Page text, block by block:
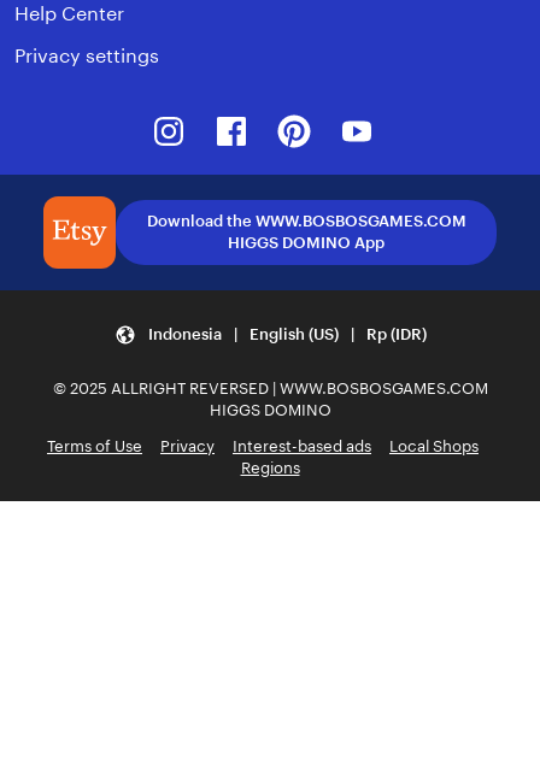
Help Center
Privacy settings
InstagramFacebookPinterest
Download the WWW.BOSBOSGAMES.COM
HIGGS DOMINO App
Indonesia | English (US) | Rp (IDR)
© 2025 ALLRIGHT REVERSED | WWW.BOSBOSGAMES.COM
HIGGS DOMINO
Terms of Use
Privacy Interest-based ads
Local Shops
Regions